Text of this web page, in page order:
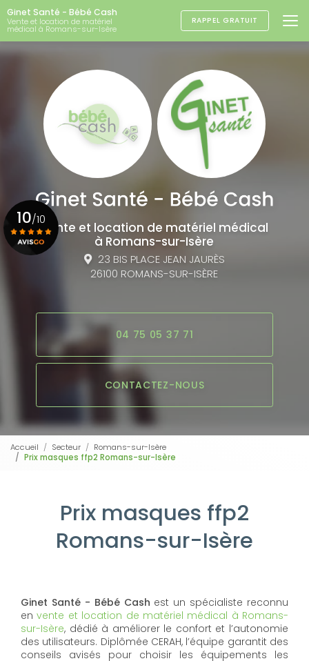
Aller
au
contenu
principal
Ginet Santé - Bébé Cash
Vente et location de matériel
médical à Romans-sur-Isère
RAPPEL GRATUIT
Vente et location de matériel médical
à Romans-sur-Isère
23 BIS PLACE JEAN JAURÈS
26100 ROMANS-SUR-ISÈRE
04 75 05 37 71
CONTACTEZ-NOUS
10/10
Accueil Secteur
Romans-sur-Isère
Prix masques ffp2 Romans-sur-Isère
Prix masques ffp2
Romans-sur-Isère
Ginet Santé - Bébé Cash est un spécialiste reconnu
envente et location de matériel médical à Romans-
sur-Isère, dédié à améliorer le confort et l’autonomie
des utilisateurs. Diplômée CERAH, l’équipe garantit des
conseils avisés pour choisir les équipements les